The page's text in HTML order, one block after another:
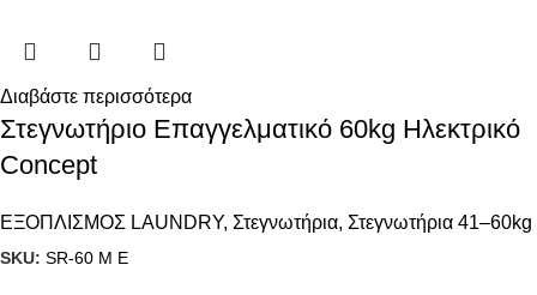
Διαβάστε περισσότερα
Στεγνωτήριο Επαγγελματικό 60kg Ηλεκτρικό
Concept
ΕΞΟΠΛΙΣΜΟΣ LAUNDRY, Στεγνωτήρια, Στεγνωτήρια 41–60kg
SKU: SR-60 M E